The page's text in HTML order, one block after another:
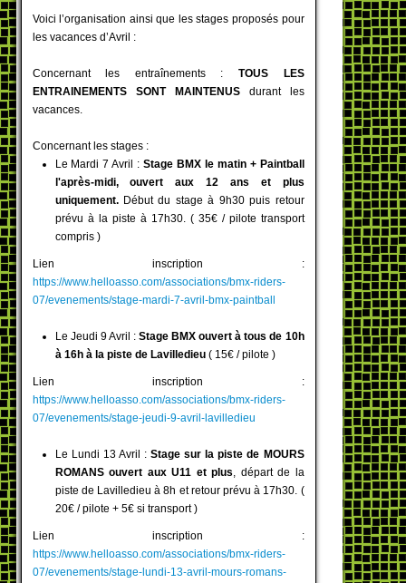
Voici l’organisation ainsi que les stages proposés pour
les vacances d’Avril :
Concernant les entraînements : TOUS LES
ENTRAINEMENTS SONT MAINTENUSdurant les
vacances.
Concernant les stages :
Le Mardi 7 Avril :Stage BMX le matin + Paintball
l'après-midi, ouvert aux 12 ans et plus
uniquement.Début du stage à 9h30 puis retour
prévu à la piste à 17h30. ( 35€ / pilote transport
compris )
Lien inscription :
https://www.helloasso.com/associations/bmx-riders-
07/evenements/stage-mardi-7-avril-bmx-paintball
Le Jeudi 9 Avril : Stage BMX ouvert à tous de 10h
à 16h à la piste de Lavilledieu( 15€ / pilote )
Lien inscription :
https://www.helloasso.com/associations/bmx-riders-
07/evenements/stage-jeudi-9-avril-lavilledieu
Le Lundi 13 Avril :Stage sur la piste de MOURS
ROMANS ouvert aux U11 et plus, départ de la
piste de Lavilledieu à 8h et retour prévu à 17h30. (
20€ / pilote + 5€ si transport )
Lien inscription :
https://www.helloasso.com/associations/bmx-riders-
07/evenements/stage-lundi-13-avril-mours-romans-